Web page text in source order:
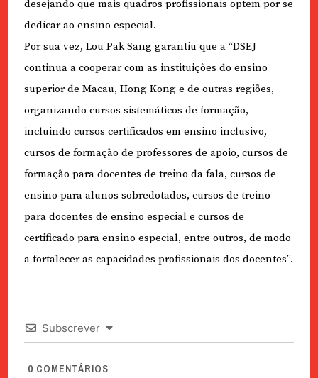
desejando que mais quadros profissionais optem por se
dedicar ao ensino especial.
Por sua vez, Lou Pak Sang garantiu que a “DSEJ
continua a cooperar com as instituições do ensino
superior de Macau, Hong Kong e de outras regiões,
organizando cursos sistemáticos de formação,
incluindo cursos certificados em ensino inclusivo,
cursos de formação de professores de apoio, cursos de
formação para docentes de treino da fala, cursos de
ensino para alunos sobredotados, cursos de treino
para docentes de ensino especial e cursos de
certificado para ensino especial, entre outros, de modo
a fortalecer as capacidades profissionais dos docentes”.
Subscrever
0 COMENTÁRIOS